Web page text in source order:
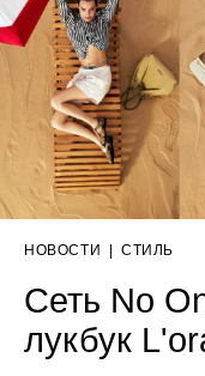
НОВОСТИ СТИЛЬ
Сеть No
лукбук